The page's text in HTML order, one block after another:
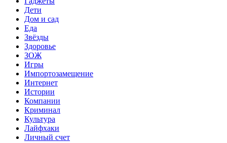
Дети
Дом и сад
Еда
Звёзды
Здоровье
ЗОЖ
Игры
Импортозамещение
Интернет
Истории
Компании
Криминал
Культура
Лайфхаки
Личный счет